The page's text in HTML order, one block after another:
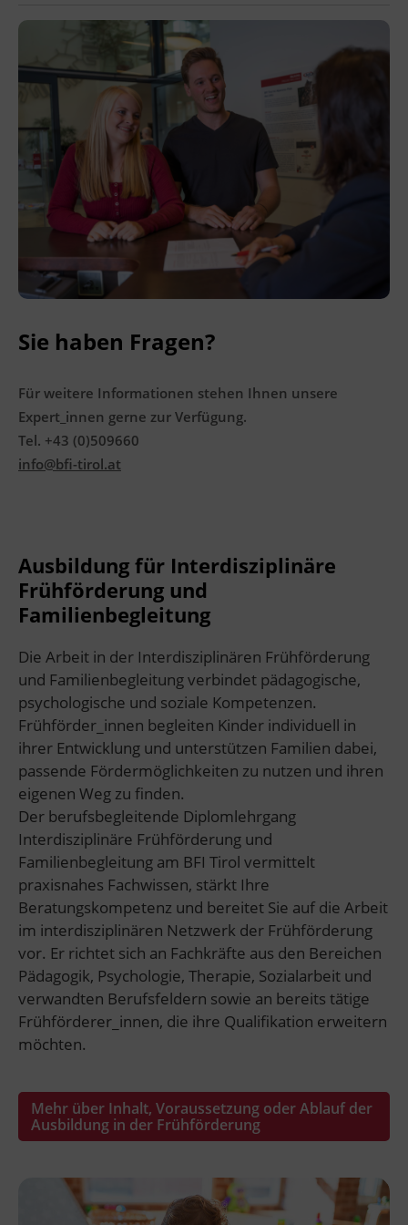
Ingenieurzertifizierung
BFI Reutte
BFI Schwaz
Sie haben Fragen?
Für weitere Informationen stehen Ihnen unsere
Expert_innen gerne zur Verfügung.
Tel. +43 (0)509660
info@bfi-tirol.at
Ausbildung für Interdisziplinäre
Frühförderung und
Familienbegleitung
Die Arbeit in der Interdisziplinären Frühförderung
und Familienbegleitung verbindet pädagogische,
psychologische und soziale Kompetenzen.
Frühförder_innen begleiten Kinder individuell in
ihrer Entwicklung und unterstützen Familien dabei,
passende Fördermöglichkeiten zu nutzen und ihren
eigenen Weg zu finden.
Der berufsbegleitende Diplomlehrgang
Interdisziplinäre Frühförderung und
Familienbegleitung am BFI Tirol vermittelt
praxisnahes Fachwissen, stärkt Ihre
Beratungskompetenz und bereitet Sie auf die Arbeit
im interdisziplinären Netzwerk der Frühförderung
vor. Er richtet sich an Fachkräfte aus den Bereichen
Pädagogik, Psychologie, Therapie, Sozialarbeit und
verwandten Berufsfeldern sowie an bereits tätige
Frühförderer_innen, die ihre Qualifikation erweitern
möchten.
Mehr über Inhalt, Voraussetzung oder Ablauf der
Ausbildung in der Frühförderung